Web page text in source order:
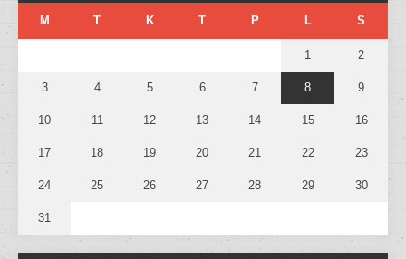
M T K T P L S
1 2
3 4 5 6 7 8 9
10 11 12 13 14 15 16
17 18 19 20 21 22 23
24 25 26 27 28 29 30
31